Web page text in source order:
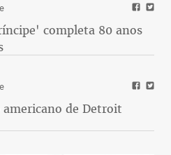
completa 80 anos
de Detroit